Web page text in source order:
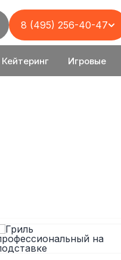
Кейтеринг Игровые
8 (495) 256-40-47